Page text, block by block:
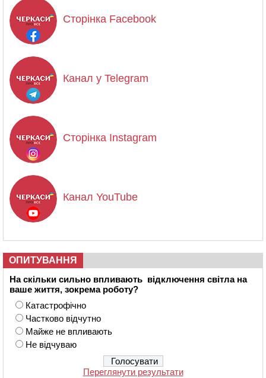
Сторінка Facebook
Канал у Telegram
Сторінка Instagram
Канал YouTube
ОПИТУВАННЯ
На скільки сильно впливають відключення світла на
ваше життя, зокрема роботу?
Катастрофічно
Частково відчутно
Майже не впливають
Не відчуваю
Переглянути результати